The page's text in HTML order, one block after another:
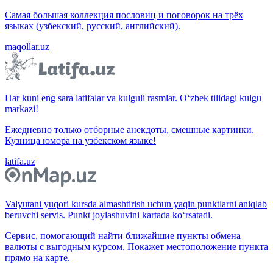
Самая большая коллекция пословиц и поговорок на трёх
языках (узбекский, русский, английский).
maqollar.uz
Har kuni eng sara latifalar va kulguli rasmlar. O‘zbek tilidagi kulgu
markazi!
Ежедневно только отборные анекдоты, смешные картинки.
Кузница юмора на узбекском языке!
latifa.uz
Valyutani yuqori kursda almashtirish uchun yaqin punktlarni aniqlab
beruvchi servis. Punkt joylashuvini kartada ko‘rsatadi.
Сервис, помогающий найти ближайшие пункты обмена
валюты с выгодным курсом. Покажет местоположение пункта
прямо на карте.